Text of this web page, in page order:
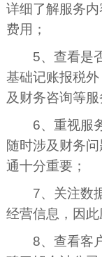
详细了解服务
费用；
5、查看是
基础记账报税
及财务咨询等服
6、重视服
随时涉及财务
通十分重要；
7、关注数
经营信息，因此
8、查看客